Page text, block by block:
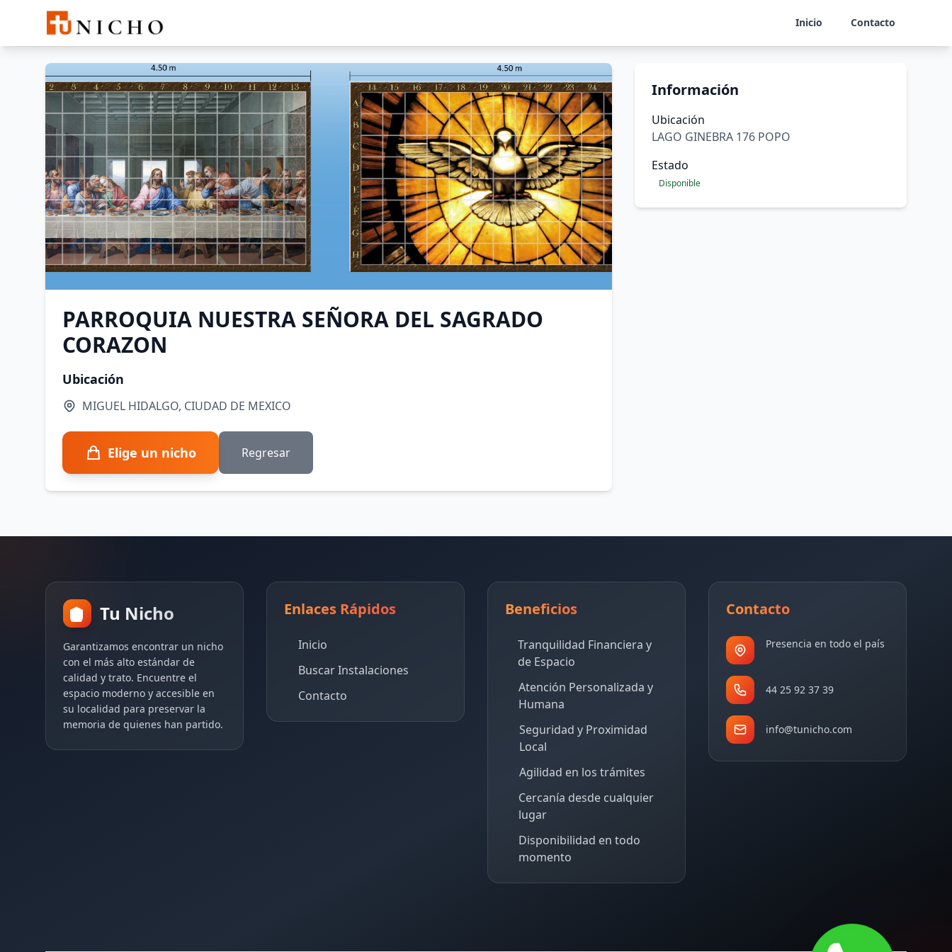
Inicio Contacto
Buscar
PARROQUIA NUESTRA SEÑORA DEL SAGRADO
CORAZON
Ubicación
MIGUEL HIDALGO, CIUDAD DE MEXICO
Elige un nicho Regresar
Información
Ubicación
LAGO GINEBRA 176 POPO
Estado
Disponible
Tu Nicho
Garantizamos encontrar un nicho
con el más alto estándar de
calidad y trato. Encuentre el
espacio moderno y accesible en
su localidad para preservar la
memoria de quienes han partido.
Enlaces Rápidos
Inicio
Buscar Instalaciones
Contacto
Beneficios
Tranquilidad Financiera y
de Espacio
Atención Personalizada y
Humana
Seguridad y Proximidad
Local
Agilidad en los trámites
Cercanía desde cualquier
lugar
Disponibilidad en todo
momento
Contacto
Presencia en todo el país
44 25 92 37 39
info@tunicho.com